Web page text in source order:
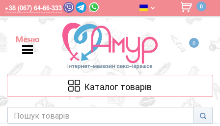
+38 (067) 64-66-333 0
Меню
Меню
0
Каталог товарів